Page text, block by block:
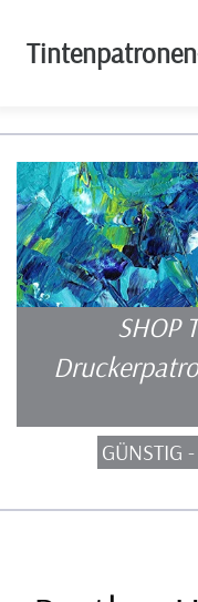
SHOP
GÜNSTIG